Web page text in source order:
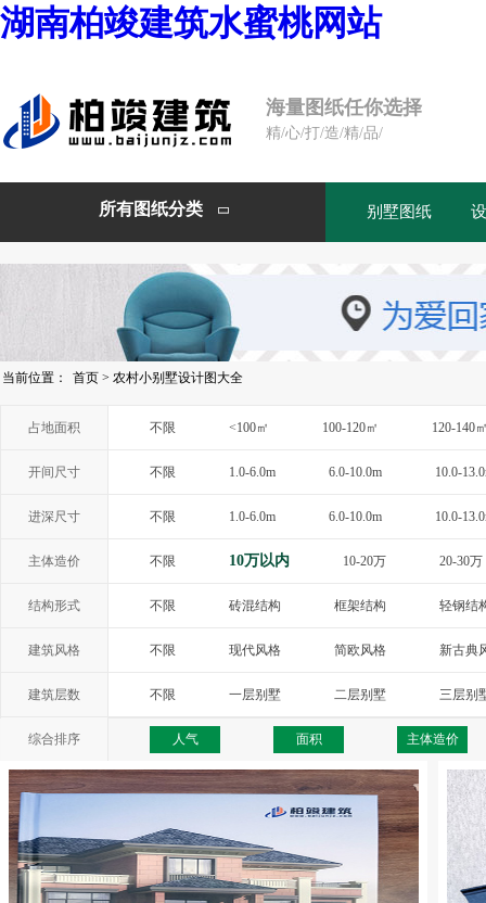
湖南柏竣建筑水蜜桃网站
海量图纸任你选择
精/心/打/造/精/品/
所有图纸分类  别墅图纸
当前位置： 首页 > 农村小别墅设计图大全
占地面积 不限 <100㎡ 100-120㎡ 120-140
开间尺寸 不限 1.0-6.0m 6.0-10.0m 10.0-
进深尺寸 不限 1.0-6.0m 6.0-10.0m 10.0-
主体造价 不限 10万以内 10-20万 20-30万
结构形式 不限 砖混结构 框架结构 轻钢结
建筑风格 不限 现代风格 简欧风格 新古典
西班牙风格 地中海风格
建筑层数 不限 一层别墅 二层别墅 三层别
综合排序 人气 面积 主体造价